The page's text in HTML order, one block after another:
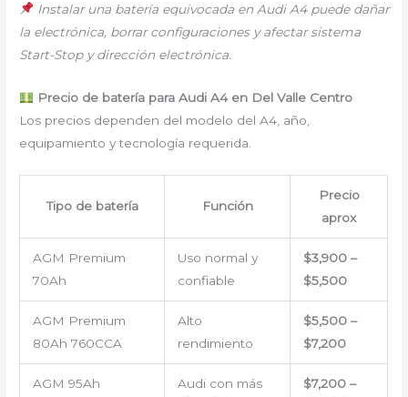
Instalar una batería equivocada en Audi A4 puede dañar
la electrónica, borrar configuraciones y afectar sistema
Start-Stop y dirección electrónica.
Precio de batería para Audi A4 en Del Valle Centro
Los precios dependen del modelo del A4, año,
equipamiento y tecnología requerida.
Tipo de batería Función
Precio
aprox
AGM Premium
70Ah
Uso normal y
confiable
$3,900 –
$5,500
AGM Premium
80Ah 760CCA
Alto
rendimiento
$5,500 –
$7,200
AGM 95Ah
Audi con más
$7,200 –